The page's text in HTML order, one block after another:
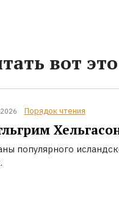
вот
Порядок чтения
популярного